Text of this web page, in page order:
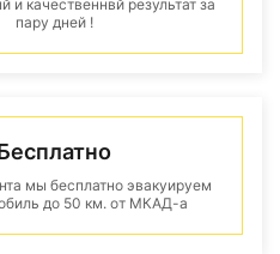
и качественнвй результат за
пару дней !
мы бесплатно эвакуируем
до 50 км. от МКАД-а